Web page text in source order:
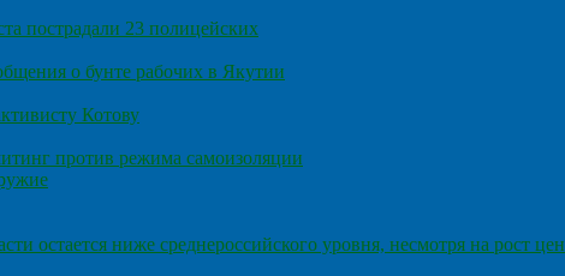
пострадали 23 полицейских
о бунте рабочих в Якутии
Котову
против режима самоизоляции
остается ниже среднероссийского уровня, несмотря на рост цен